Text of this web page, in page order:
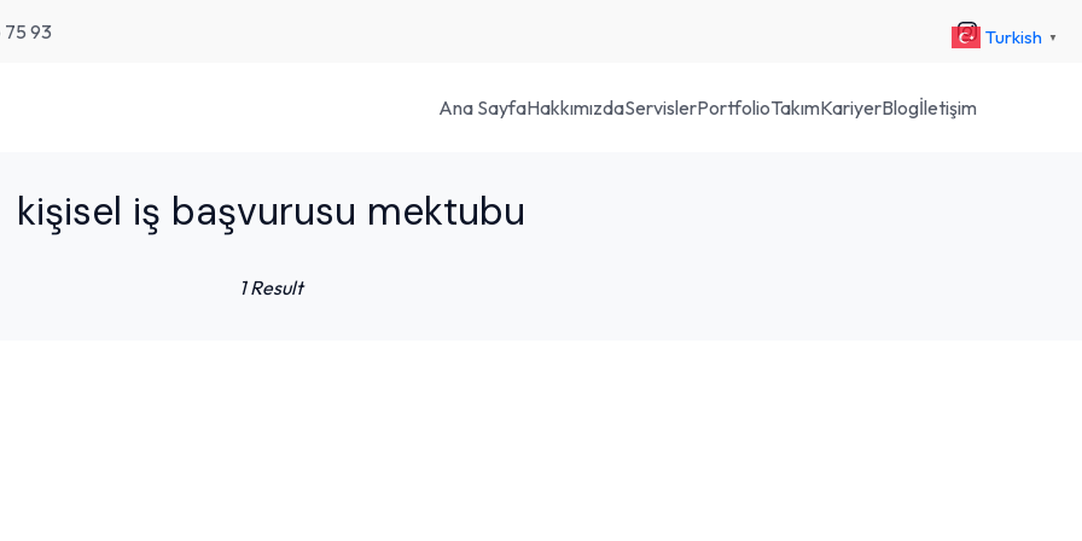
75 93
Ana SayfaHakkımızdaServislerPortfolioTakımKariyerBlogİletişim
kişisel iş başvurusu mektubu
1 Result
Turkish ▼